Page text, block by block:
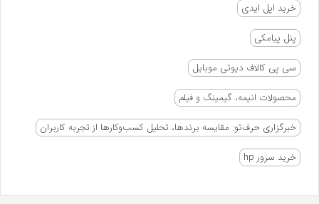
خرید اپل ایدی
پنل پیامکی
سی پی کالاف دیوتی موبایل
محصولات انیمه، گیمینگ و فیلم
خبرگزاری حرف‌تو: مقایسه برندها، تحلیل کسب‌وکارها از تجربه کاربران
خرید سرور hp